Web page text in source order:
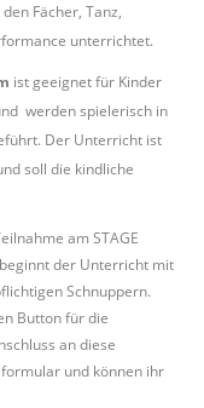
Fächer, Tanz,
unterrichtet.
ist geeignet für Kinder
werden spielerisch in
Der Unterricht ist
soll die kindliche
am STAGE
der Unterricht mit
Schnuppern.
Button für die
an diese
und können ihr